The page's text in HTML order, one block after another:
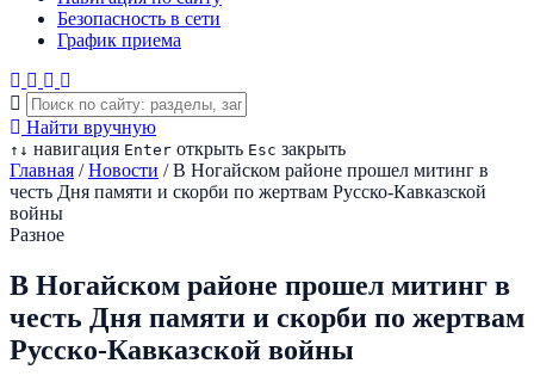
Безопасность в сети
График приема
Найти вручную
↑ ↓ навигация Enter открыть Esc закрыть
Главная / Новости / В Ногайском районе прошел митинг в
честь Дня памяти и скорби по жертвам Русско-Кавказской
войны
Разное
В Ногайском районе прошел митинг в
честь Дня памяти и скорби по жертвам
Русско-Кавказской войны